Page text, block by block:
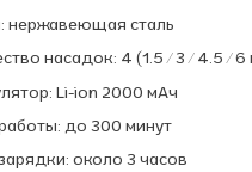
нержавеющая сталь
насадок: 4 (1.5 / 3 / 4.5 / 6
Li-ion 2000 мАч
до 300 минут
около 3 часов